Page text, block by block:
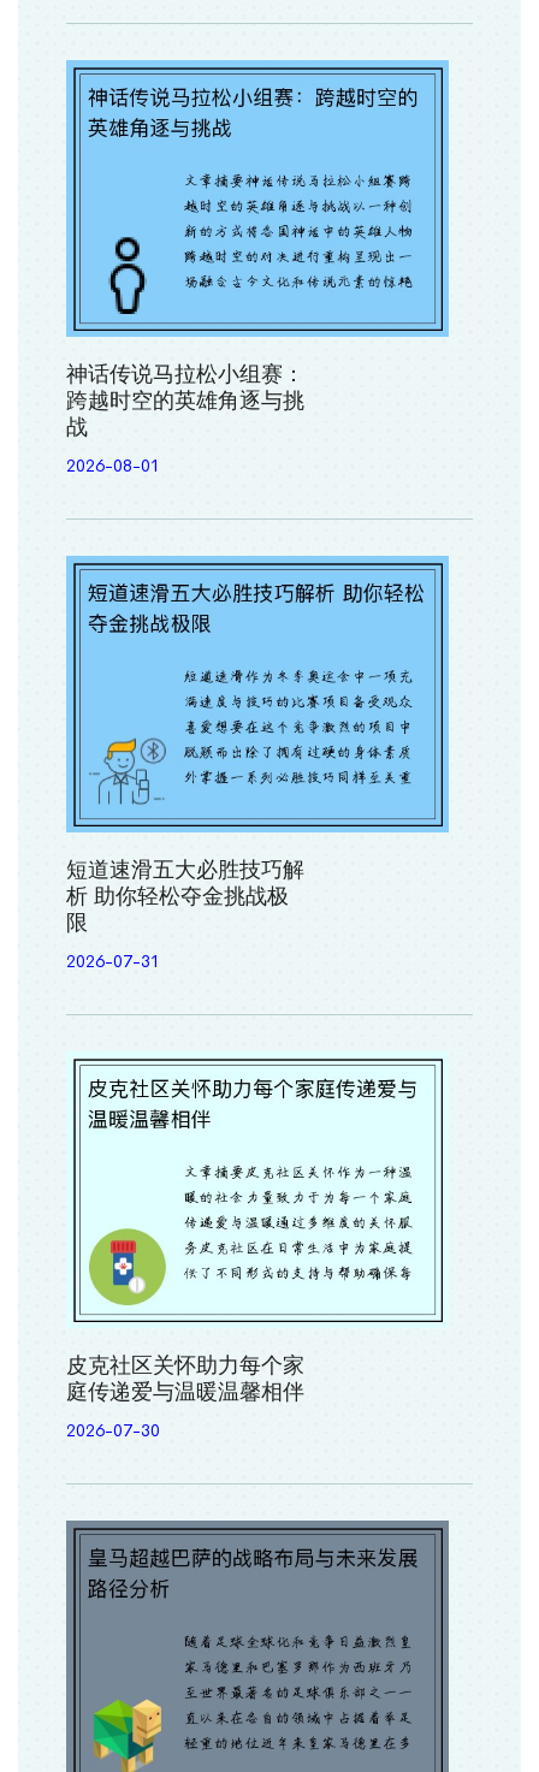
神话传说马拉松小组赛：
跨越时空的英雄角逐与挑
战
2026-08-01
短道速滑五大必胜技巧解
析 助你轻松夺金挑战极
限
2026-07-31
皮克社区关怀助力每个家
庭传递爱与温暖温馨相伴
2026-07-30